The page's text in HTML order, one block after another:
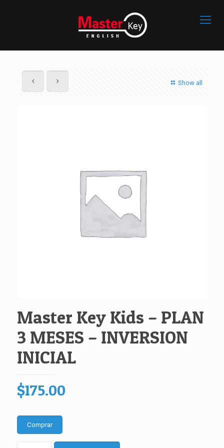
Show all
Master Key Kids – PLAN
3 MESES – INVERSION
INICIAL
$175.00
Comprar